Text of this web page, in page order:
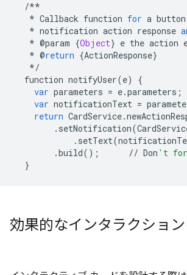
/**
* Callback function for a button
* notification action response
* @param {Object} e the action
* @return {ActionResponse}
*/
function notifyUser(e)
{
var parameters = e.parameters ;
var notificationText =
return CardService.
. setNotification(
. setText(
.build(); // Don 't
}
効果的なインタラクショ